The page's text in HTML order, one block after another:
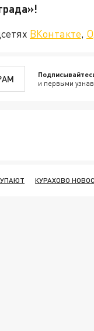
ВКонтакте,
и первыми
КУРАХОВО